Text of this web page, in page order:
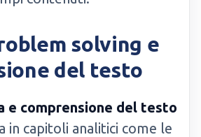
solving e
del testo
e comprensione del testo
in capitoli analitici come le